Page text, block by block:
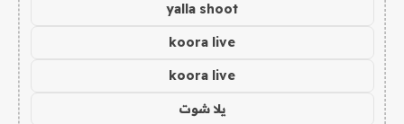
yalla shoot
koora live
koora live
يلا شوت